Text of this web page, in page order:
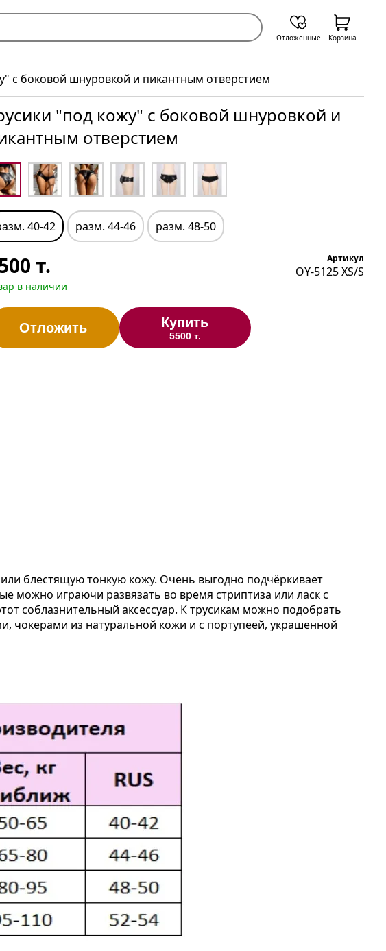
с боковой шнуровкой и пикантным отверстием
"под кожу" с боковой шнуровкой и
отверстием
40-42 разм. 44-46 разм. 48-50
т.
в наличии
Артикул
OY-5125 XS/S
Отложить Купить
5500 т.
блестящую тонкую кожу. Очень выгодно подчёркивает
можно играючи развязать во время стриптиза или ласк с
соблазнительный аксессуар. К трусикам можно подобрать
чокерами из натуральной кожи и с портупеей, украшенной
Отложенные Корзина